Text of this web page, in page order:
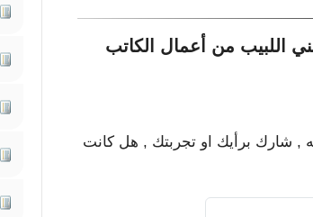
اللبيب من أعمال الكاتب
, شارك برأيك او تجربتك , هل كانت